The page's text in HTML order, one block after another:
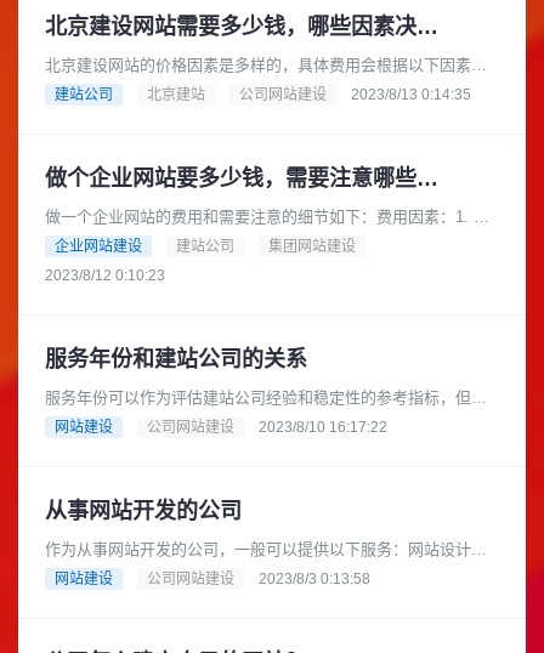
北京建设网站需要多少钱，哪些因素决定价格？
北京建设网站的价格因素是多样的，具体费用会根据以下因素而
有所不同：1. 网站规模和功能：网站的规模和功能是影响价格的
建站公司 北京建站 公司网站建设 2023/8/13 0:14:35
做个企业网站要多少钱，需要注意哪些细节
做一个企业网站的费用和需要注意的细节如下：费用因素：1. 网
站设计和开发费用：这是建立企业网站最主要的费用。费用会根
据网站的规模、功能和复杂......
企业网站建设 建站公司
集团网站建设
2023/8/12 0:10:23
服务年份和建站公司的关系
服务年份可以作为评估建站公司经验和稳定性的参考指标，但并
不是唯一的决定因素。一个建站公司的服务年份可以反映他们在
网站建设 公司网站建设 2023/8/10 16:17:22
从事网站开发的公司
作为从事网站开发的公司，一般可以提供以下服务：网站设计与
开发：根据客户需求，设计和建立符合其品牌形象和目标的网
网站建设 公司网站建设 2023/8/3 0:13:58